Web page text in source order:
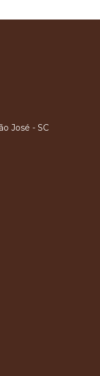
José - SC